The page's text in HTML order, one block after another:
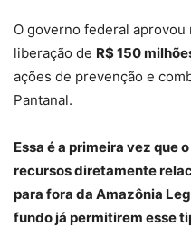
O governo federal
liberação de R$ 150
ações de prevenção e
Pantanal.
Essa é a primeira vez que
recursos diretamente
para fora da Amazônia
fundo já permitirem esse